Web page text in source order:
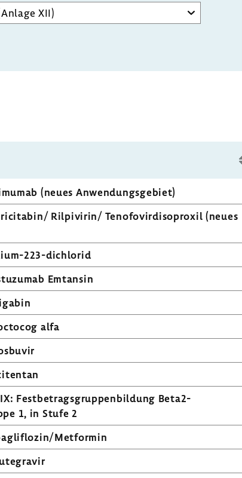
(neues Anwen­dungs­ge­biet)
Rilpi­virin/ Teno­fo­virdiso­proxil (neues
​223-dichlorid
Emtansin
alfa
Fest­be­trags­grup­pen­bil­dung Beta2-​
1, in Stufe 2
Metformin